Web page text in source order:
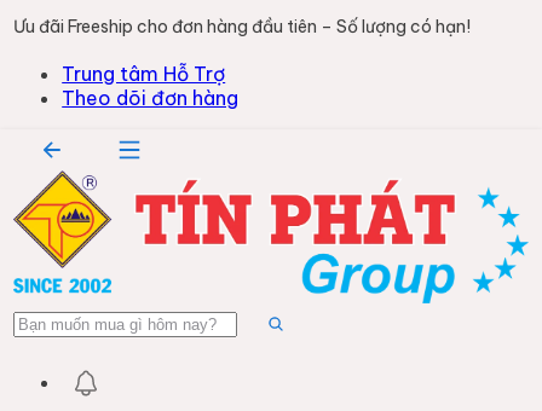
Ưu đãi Freeship cho đơn hàng đầu tiên – Số lượng có hạn!
Trung tâm Hỗ Trợ
Theo dõi đơn hàng